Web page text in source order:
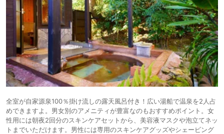
全室が自家源泉100％掛け流しの露天風呂付き！広い湯船で温泉を2人占
めできますよ。男女別のアメニティが豊富なのもおすすめポイント。女
性用には朝夜2回分のスキンケアセットから、美容液マスクや泡立てネッ
トまでいただけます。男性には専用のスキンケアグッズやシェービング